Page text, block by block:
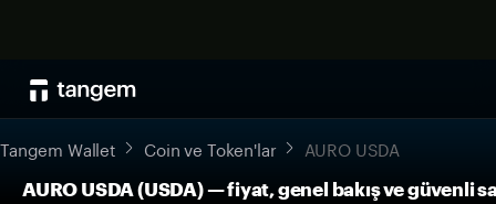
Tangem Wallet Coin ve Token'lar AURO USDA
AURO USDA (USDA) — fiyat, genel bakış ve güvenli